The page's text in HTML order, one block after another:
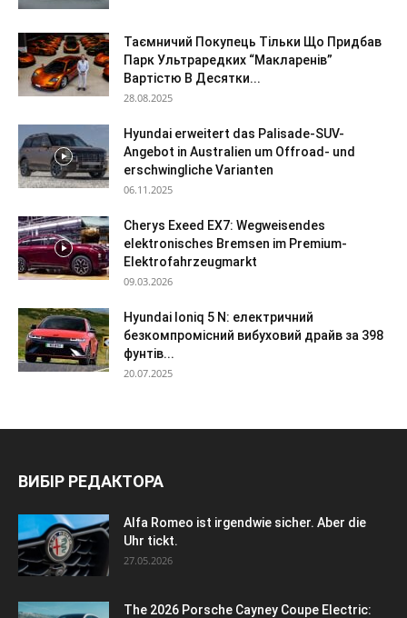
Таємничий Покупець Тільки Що Придбав
Парк Ультраредких “Макларенів”
Вартістю В Десятки...
28.08.2025
Hyundai erweitert das Palisade-SUV-
Angebot in Australien um Offroad- und
erschwingliche Varianten
06.11.2025
Cherys Exeed EX7: Wegweisendes
elektronisches Bremsen im Premium-
Elektrofahrzeugmarkt
09.03.2026
Hyundai Ioniq 5 N: електричний
безкомпромісний вибуховий драйв за 398
фунтів...
20.07.2025
ВИБІР РЕДАКТОРА
Alfa Romeo ist irgendwie sicher. Aber die
Uhr tickt.
27.05.2026
The 2026 Porsche Cayney Coupe Electric: